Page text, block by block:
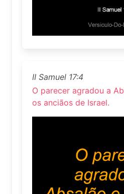
II Samuel 17:4
O parecer agradou a
os anciãos de Israel.